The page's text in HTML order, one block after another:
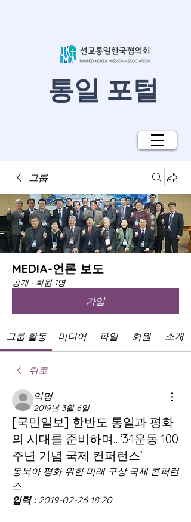
​통일 포털
그룹
MEDIA-언론 보도
공개 · 회원 1명
가입
그룹 활동 미디어 파일 회원 소개
뒤로
익명
2019년 3월 6일
[국민일보] 한반도 통일과 평화
의 시대를 준비하며…‘3·1운동 100
주년 기념 국제 컨퍼런스’
동북아 평화 위한 미래 구상 국제 콘퍼런
스
입력 : 2019-02-26 18:20